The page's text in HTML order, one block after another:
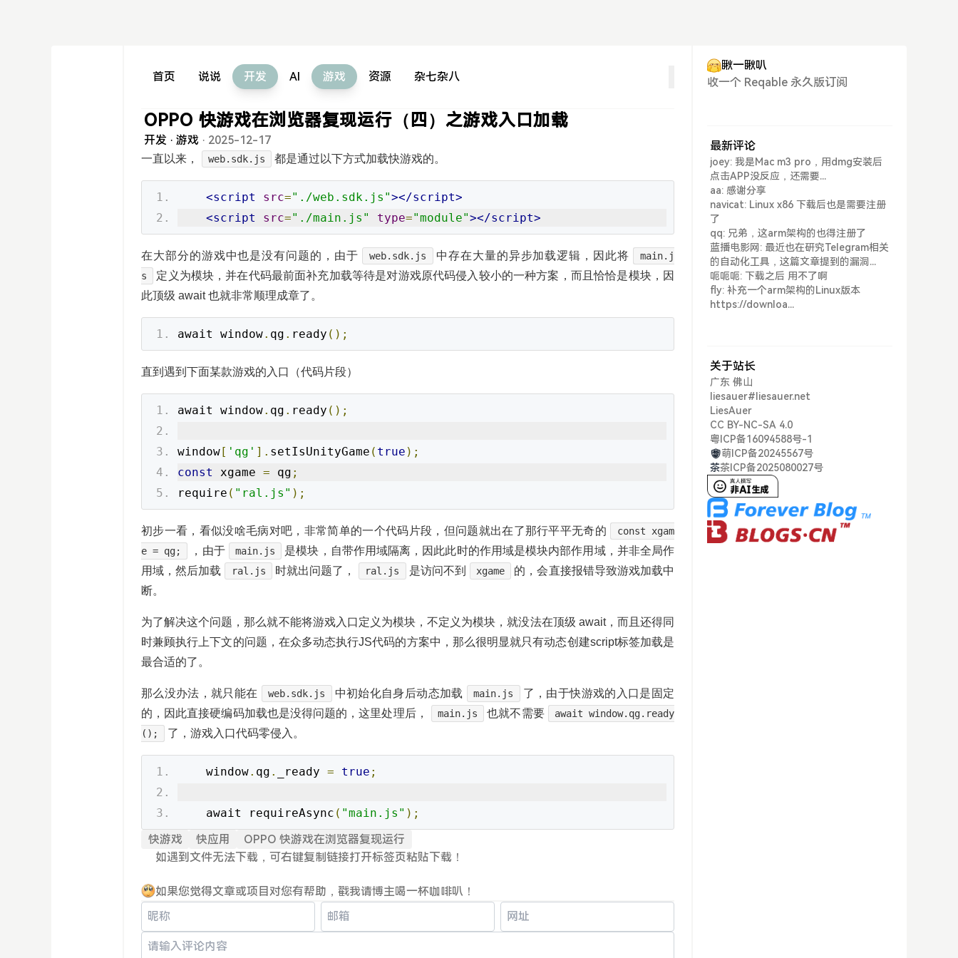
首页 说说 开发 AI 游戏 资源 杂七杂八
OPPO 快游戏在浏览器复现运行（四）之游戏入口加载
开发 · 游戏 · 2025-12-17
一直以来， web.sdk.js 都是通过以下方式加载快游戏的。
<script src="./web.sdk.js"></script>
<script
src="./main.js" type="module"></script>
在大部分的游戏中也是没有问题的，由于 web.sdk.js 中存在大量的异步加载逻辑，因此将
main.j
s
定义为模块，并在代码最前面补充加载等待是对游戏原代码侵入较小的一种方案，而且恰恰是模块，因
此顶级 await 也就非常顺理成章了。
await window. qg . ready ();
直到遇到下面某款游戏的入口（代码片段）
await window. qg . ready ();
window[ 'qg' ]. setIsUnityGame ( true );
const
xgame = qg ;
require ( "ral.js" );
初步一看，看似没啥毛病对吧，非常简单的一个代码片段，但问题就出在了那行平平无奇的
const xgam
e = qg;
，由于 main.js
是模块，自带作用域隔离，因此此时的作用域是模块内部作用域，并非全局作
用域，然后加载
ral.js 时就出问题了， ral.js 是访问不到 xgame
的，会直接报错导致游戏加载中
断。
为了解决这个问题，那么就不能将游戏入口定义为模块，不定义为模块，就没法在顶级 await，而且还得同
时兼顾执行上下文的问题，在众多动态执行JS代码的方案中，那么很明显就只有动态创建script标签加载是
最合适的了。
那么没办法，就只能在 web.sdk.js 中初始化自身后动态加载 main.js
了，由于快游戏的入口是固定
的，因此直接硬编码加载也是没得问题的，这里处理后，
main.js 也就不需要
await window.qg.ready
();
了，游戏入口代码零侵入。
    window
. qg . _ready = true ;
    await requireAsync
( "main.js" );
快游戏
快应用
OPPO 快游戏在浏览器复现运行
如遇到文件无法下载，可右键复制链接打开标签页粘贴下载！
如果您觉得文章或项目对您有帮助，戳我请博主喝一杯咖啡叭！
瞅一瞅叭
收一个 Reqable 永久版订阅
最新评论
joey: 我是Mac m3 pro，用dmg安装后
点击APP没反应，还需要...
aa: 感谢分享
navicat: Linux x86 下载后也是需要注册
了
qq: 兄弟，这arm架构的也得注册了
蓝播电影网: 最近也在研究Telegram相关
的自动化工具，这篇文章提到的漏洞...
呃呃呃: 下载之后 用不了啊
fly: 补充一个arm架构的Linux版本
https://downloa...
关于站长
广东 佛山
liesauer#liesauer.net
LiesAuer
CC BY-NC-SA 4.0
粤ICP备16094588号-1
萌ICP备20245567号
茶茶ICP备2025080027号